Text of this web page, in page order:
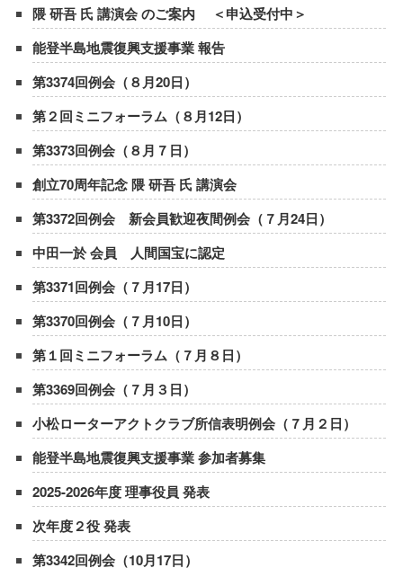
隈 研吾 氏 講演会 のご案内 ＜申込受付中＞
能登半島地震復興支援事業 報告
第3374回例会（８月20日）
第２回ミニフォーラム（８月12日）
第3373回例会（８月７日）
創立70周年記念 隈 研吾 氏 講演会
第3372回例会 新会員歓迎夜間例会（７月24日）
中田一於 会員 人間国宝に認定
第3371回例会（７月17日）
第3370回例会（７月10日）
第１回ミニフォーラム（７月８日）
第3369回例会（７月３日）
小松ローターアクトクラブ所信表明例会（７月２日）
能登半島地震復興支援事業 参加者募集
2025-2026年度 理事役員 発表
次年度２役 発表
第3342回例会（10月17日）